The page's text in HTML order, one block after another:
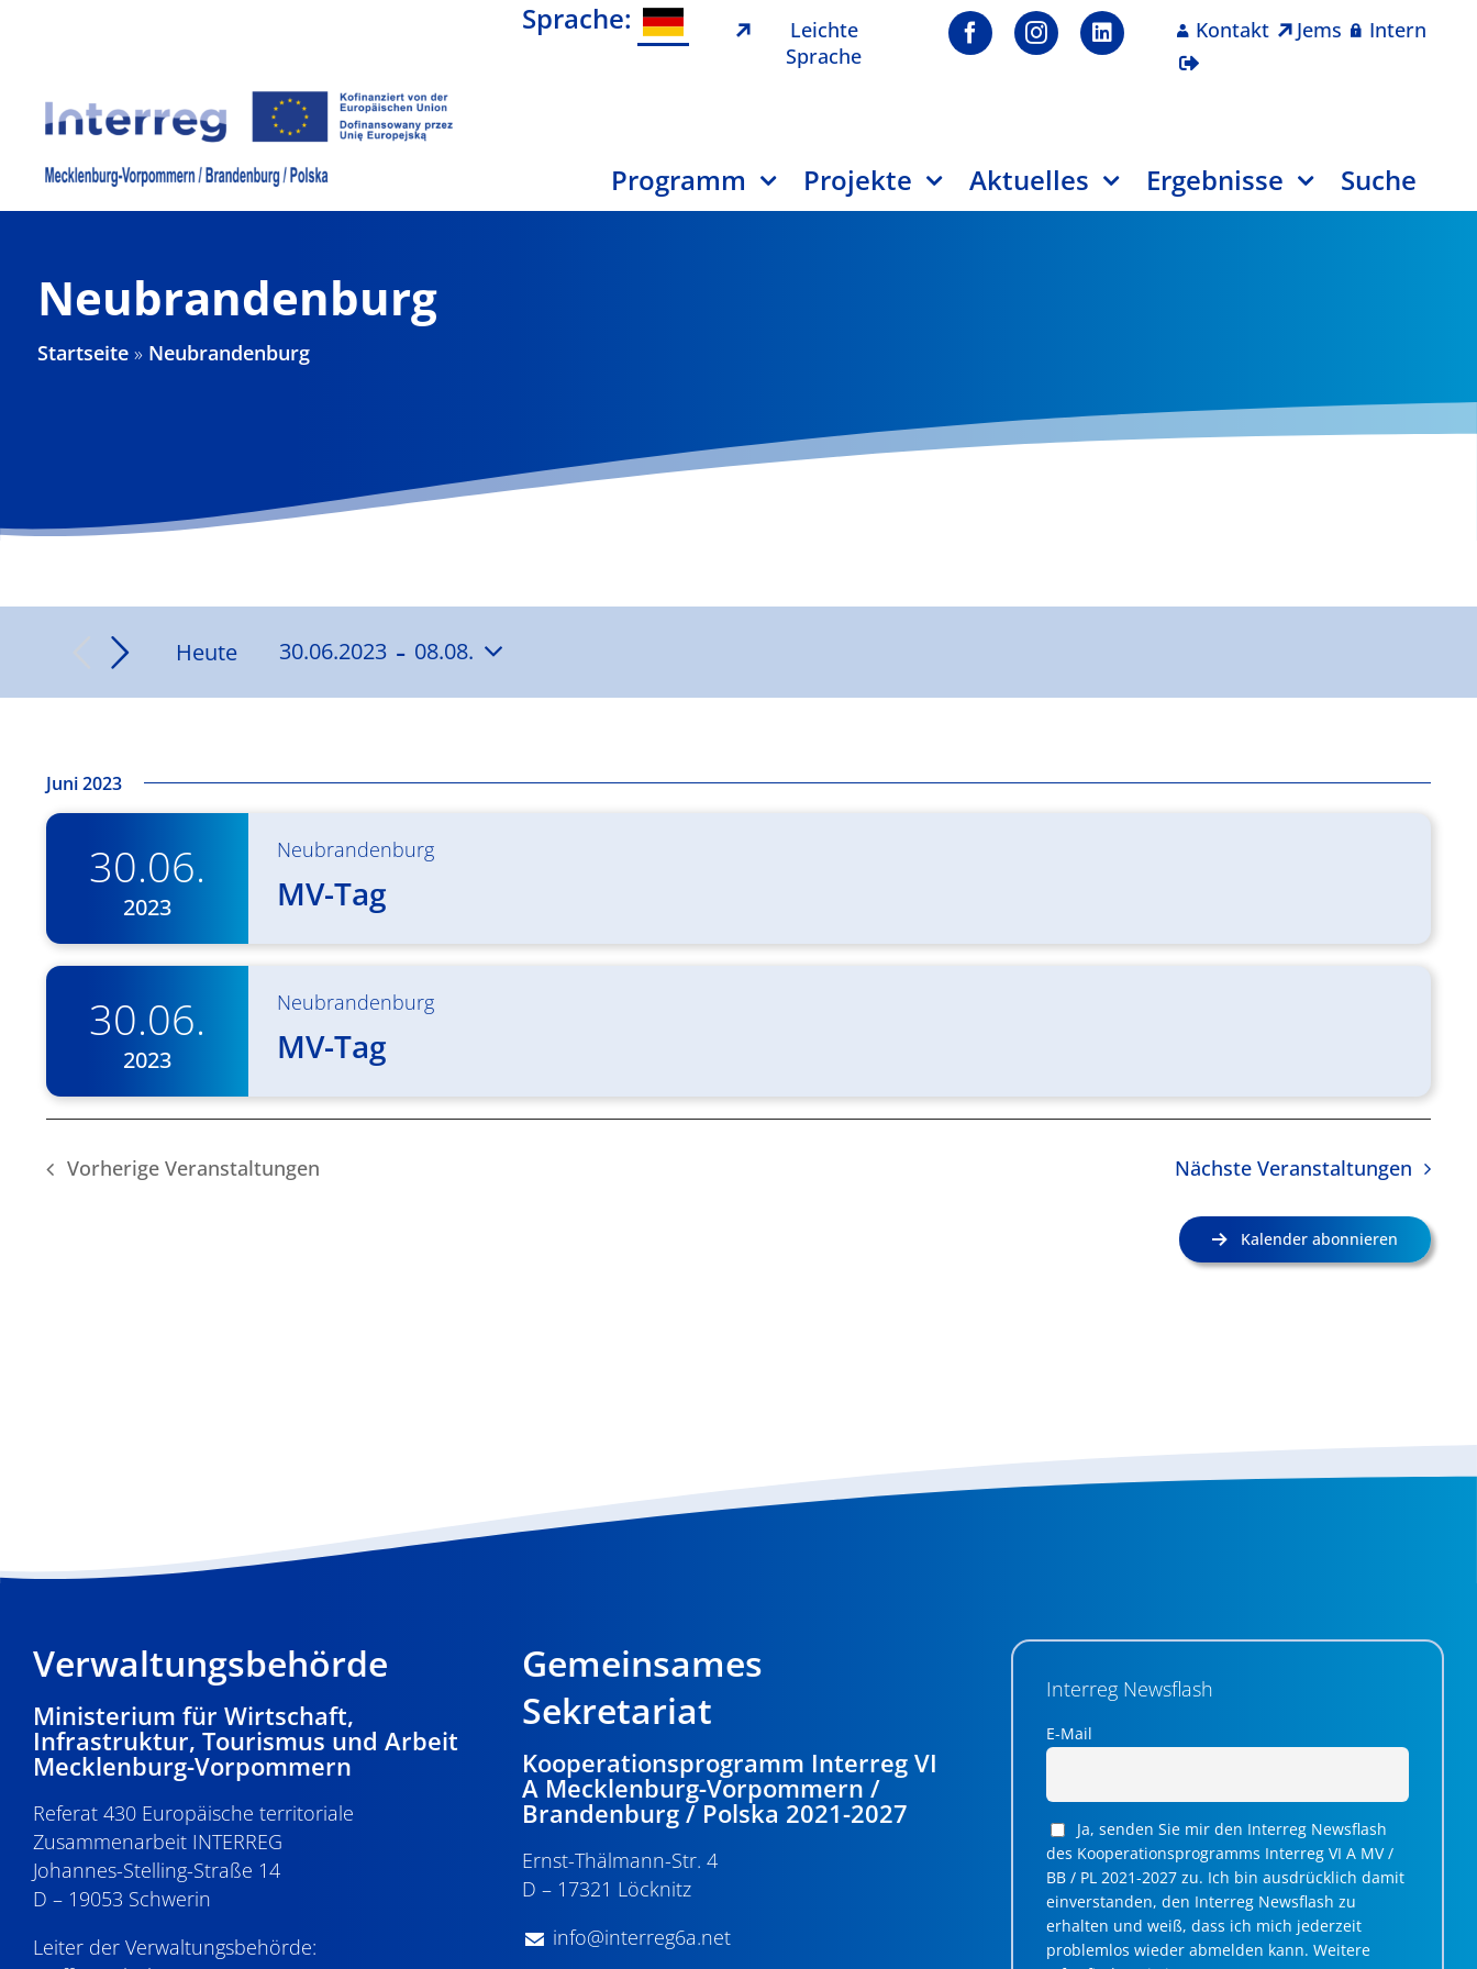
Sprache:
Leichte
Sprache
Kontakt Jems Intern
Programm Projekte Aktuelles Ergebnisse Suche
Neubrandenburg
Startseite » Neubrandenburg
Heute 30.06.2023 - 08.08.
Datum
Juni 2023
30.06.
2023
Neubrandenburg
MV-Tag
30.06.
2023
Neubrandenburg
MV-Tag
Vorherige Veranstaltungen NächsteVeranstaltungen
Kalender abonnieren
Verwaltungsbehörde
Ministerium für Wirtschaft,
Infrastruktur, Tourismus und Arbeit
Mecklenburg-Vorpommern
Referat 430 Europäische territoriale
Zusammenarbeit INTERREG
Johannes-Stelling-Straße 14
D – 19053 Schwerin
Leiter der Verwaltungsbehörde:
Gemeinsames
Sekretariat
Kooperationsprogramm Interreg VI
A Mecklenburg-Vorpommern /
Brandenburg / Polska 2021-2027
Ernst-Thälmann-Str. 4
D – 17321 Löcknitz
info@interreg6a.net
Interreg Newsflash
E-Mail
Ja, senden Sie mir den Interreg Newsflash
des Kooperationsprogramms Interreg VI A MV /
BB / PL 2021-2027 zu. Ich bin ausdrücklich damit
einverstanden, den Interreg Newsflash zu
erhalten und weiß, dass ich mich jederzeit
problemlos wieder abmelden kann. Weitere